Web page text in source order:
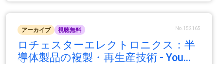
アーカイブ 視聴無料 No.152165
ロチェスターエレクトロニクス：半
導体製品の複製・再生産技術 - You...